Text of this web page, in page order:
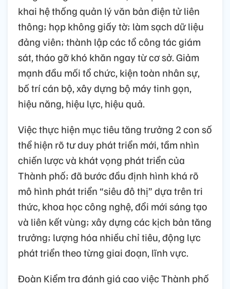
khai hệ thống quản lý văn bản điện tử liên
thông; họp không giấy tờ; làm sạch dữ liệu
đảng viên; thành lập các tổ công tác giám
sát, tháo gỡ khó khăn ngay từ cơ sở. Giảm
mạnh đầu mối tổ chức, kiện toàn nhân sự,
bố trí cán bộ, xây dựng bộ máy tinh gọn,
hiệu năng, hiệu lực, hiệu quả.
Việc thực hiện mục tiêu tăng trưởng 2 con số
thể hiện rõ tư duy phát triển mới, tầm nhìn
chiến lược và khát vọng phát triển của
Thành phố; đã bước đầu định hình khá rõ
mô hình phát triển “siêu đô thị” dựa trên tri
thức, khoa học công nghệ, đổi mới sáng tạo
và liên kết vùng; xây dựng các kịch bản tăng
trưởng; lượng hóa nhiều chỉ tiêu, động lực
phát triển theo từng giai đoạn, lĩnh vực.
Đoàn Kiểm tra đánh giá cao việc Thành phố